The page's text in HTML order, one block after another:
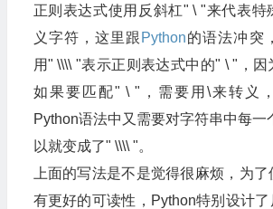
正则表达式使用反斜杠" \ "来代表特
义字符，这里跟 Python的语法冲突
用" \\\\ "表示正则表达式中的" \ "，因
如果要匹配" \ "，需要用\来转义
Python语法中又需要对字符串中每一
以就变成了" \\\\ "。
上面的写法是不是觉得很麻烦，为
有更好的可读性，Python特别设计